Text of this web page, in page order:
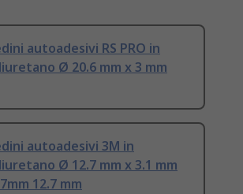
autoadesivi RS PRO in
Ø 20.6 mm x 3 mm
autoadesivi 3M in
Ø 12.7 mm x 3.1 mm
12.7 mm